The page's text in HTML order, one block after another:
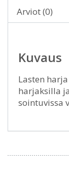
Arviot (0)
Kuvaus
Lasten
harjaksilla
sointuvissa